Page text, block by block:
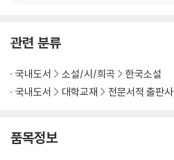
관련 분류
국내도서 소설/시/희곡
한국소설
국내도서
대학교재 전문서적 출판사
품목정보